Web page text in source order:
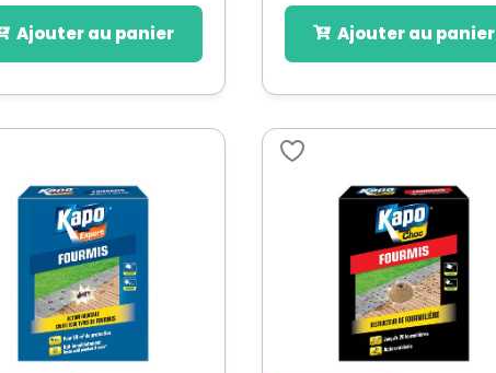
Ajouter au panier Ajouter au panier